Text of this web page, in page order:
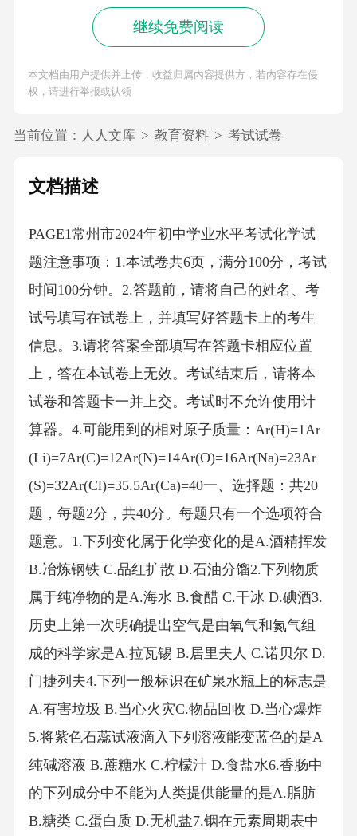
继续免费阅读
本文档由用户提供并上传，收益归属内容提供方，若内容存在侵
权，请进行举报或认领
当前位置： 人人文库 > 教育资料 > 考试试卷
文档描述
PAGE1常州市2024年初中学业水平考试化学试
题注意事项：1.本试卷共6页，满分100分，考试
时间100分钟。2.答题前，请将自己的姓名、考
试号填写在试卷上，并填写好答题卡上的考生
信息。3.请将答案全部填写在答题卡相应位置
上，答在本试卷上无效。考试结束后，请将本
试卷和答题卡一并上交。考试时不允许使用计
算器。4.可能用到的相对原子质量：Ar(H)=1Ar
(Li)=7Ar(C)=12Ar(N)=14Ar(O)=16Ar(Na)=23Ar
(S)=32Ar(Cl)=35.5Ar(Ca)=40一、选择题：共20
题，每题2分，共40分。每题只有一个选项符合
题意。1.下列变化属于化学变化的是A.酒精挥发
B.冶炼钢铁 C.品红扩散 D.石油分馏2.下列物质
属于纯净物的是A.海水 B.食醋 C.干冰 D.碘酒3.
历史上第一次明确提出空气是由氧气和氮气组
成的科学家是A.拉瓦锡 B.居里夫人 C.诺贝尔 D.
门捷列夫4.下列一般标识在矿泉水瓶上的标志是
A.有害垃圾 B.当心火灾C.物品回收 D.当心爆炸
5.将紫色石蕊试液滴入下列溶液能变蓝色的是A
纯碱溶液 B.蔗糖水 C.柠檬汁 D.食盐水6.香肠中
的下列成分中不能为人类提供能量的是A.脂肪
B.糖类 C.蛋白质 D.无机盐7.铟在元素周期表中